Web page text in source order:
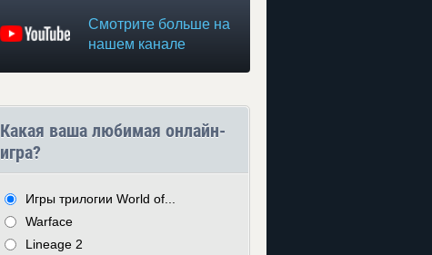
Смотрите больше на
нашем канале
Какая ваша любимая онлайн-
игра?
Игры трилогии World of...
Warface
Lineage 2